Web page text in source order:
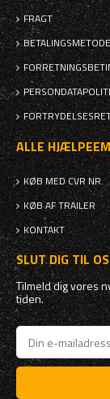
FRAGT
ALLE
KØB MED CVR NR.
KØB AF TRAILER
KONTAKT
SLUT DIG TIL OS
Tilmeld dig vores
tiden.